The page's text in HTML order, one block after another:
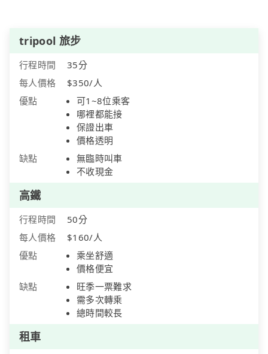
tripool 旅步
行程時間
35分
每人價格
$350/人
優點
可1~8位乘客
哪裡都能接
保證出車
價格透明
缺點
無臨時叫車
不收現金
高鐵
行程時間
50分
每人價格
$160/人
優點
乘坐舒適
價格便宜
缺點
旺季一票難求
需多次轉乘
總時間較長
租車